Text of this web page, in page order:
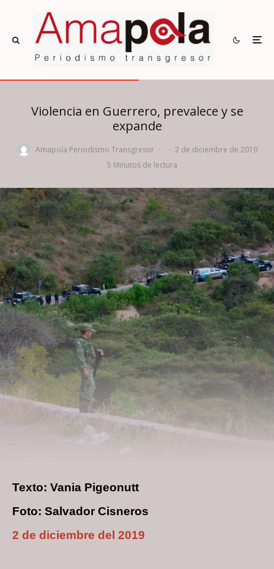
Violencia en Guerrero, prevalece y se
expande
Amapola Periodismo Transgresor · · 2 de diciembre de 2019
· 5 Minutos de lectura
Texto: Vania Pigeonutt
Foto: Salvador Cisneros
2 de diciembre del 2019